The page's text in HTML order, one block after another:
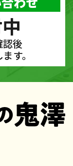
認後
す。